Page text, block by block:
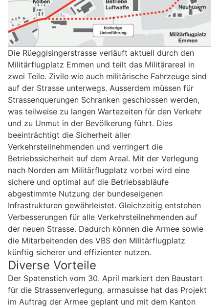
Die Rüeggisingerstrasse verläuft aktuell durch den
Militärflugplatz Emmen und teilt das Militärareal in
zwei Teile. Zivile wie auch militärische Fahrzeuge sind
auf der Strasse unterwegs. Ausserdem müssen für
Strassenquerungen Schranken geschlossen werden,
was teilweise zu langen Wartezeiten für den Verkehr
und zu Unmut in der Bevölkerung führt. Dies
beeinträchtigt die Sicherheit aller
Verkehrsteilnehmenden und verringert die
Betriebssicherheit auf dem Areal. Mit der Verlegung
nach Norden am Militärflugplatz vorbei wird eine
sichere und optimal auf die Betriebsabläufe
abgestimmte Nutzung der bundeseigenen
Infrastrukturen gewährleistet. Gleichzeitig entstehen
Verbesserungen für alle Verkehrsteilnehmenden auf
der neuen Strasse. Dadurch können die Armee sowie
die Mitarbeitenden des VBS den Militärflugplatz
künftig sicherer und effizienter nutzen.
Diverse Vorteile
Der Spatenstich vom 30. April markiert den Baustart
für die Strassenverlegung. armasuisse hat das Projekt
im Auftrag der Armee geplant und mit dem Kanton